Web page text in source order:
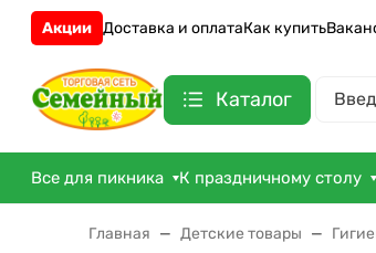
Акции Доставка и оплатаКак купить
Каталог
Все для пикника К праздничному столу
Главная Детские товары